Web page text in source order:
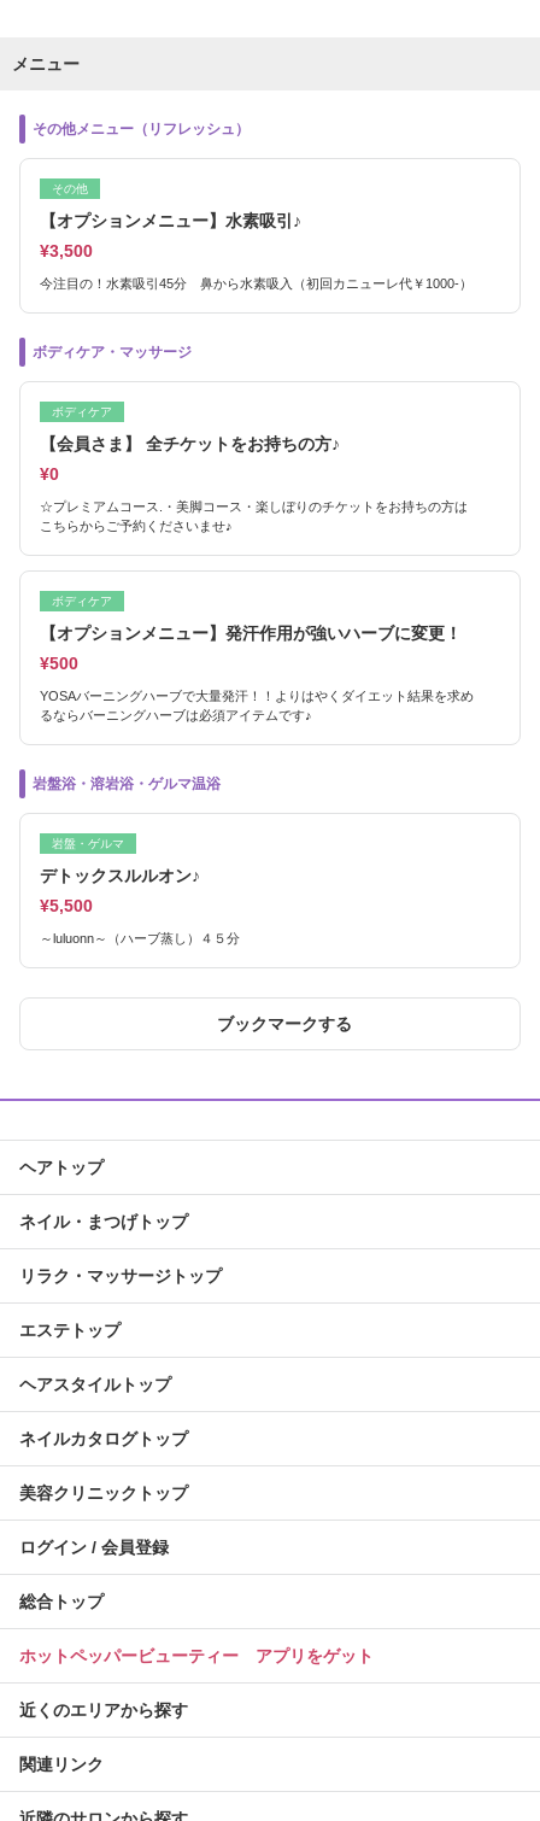
メニュー
その他メニュー（リフレッシュ）
その他
【オプションメニュー】水素吸引♪
¥3,500
今注目の！水素吸引45分 鼻から水素吸入（初回カニューレ代￥1000-）
ボディケア・マッサージ
ボディケア
【会員さま】 全チケットをお持ちの方♪
¥0
☆プレミアムコース.・美脚コース・楽しぼりのチケットをお持ちの方は
こちらからご予約くださいませ♪
ボディケア
【オプションメニュー】発汗作用が強いハーブに変更！
¥500
YOSAバーニングハーブで大量発汗！！よりはやくダイエット結果を求め
るならバーニングハーブは必須アイテムです♪
岩盤浴・溶岩浴・ゲルマ温浴
岩盤・ゲルマ
デトックスルルオン♪
¥5,500
～luluonn～（ハーブ蒸し）４５分
ブックマークする
ヘアトップ
ネイル・まつげトップ
リラク・マッサージトップ
エステトップ
ヘアスタイルトップ
ネイルカタログトップ
美容クリニックトップ
ログイン / 会員登録
総合トップ
ホットペッパービューティー アプリをゲット
近くのエリアから探す
関連リンク